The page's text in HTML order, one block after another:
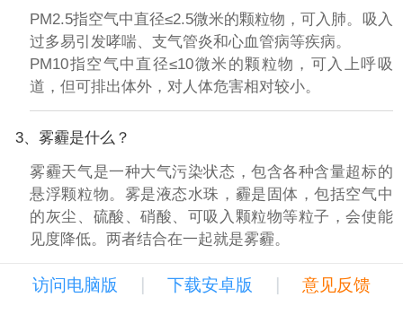
PM2.5指空气中直径≤2.5微米的颗粒物，可入肺。吸入
过多易引发哮喘、支气管炎和心血管病等疾病。
PM10指空气中直径≤10微米的颗粒物，可入上呼吸
道，但可排出体外，对人体危害相对较小。
3、雾霾是什么？
雾霾天气是一种大气污染状态，包含各种含量超标的
悬浮颗粒物。雾是液态水珠，霾是固体，包括空气中
的灰尘、硫酸、硝酸、可吸入颗粒物等粒子，会使能
见度降低。两者结合在一起就是雾霾。
访问电脑版 | 下载安卓版 | 意见反馈